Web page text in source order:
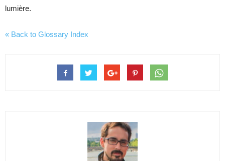
lumière.
« Back to Glossary Index